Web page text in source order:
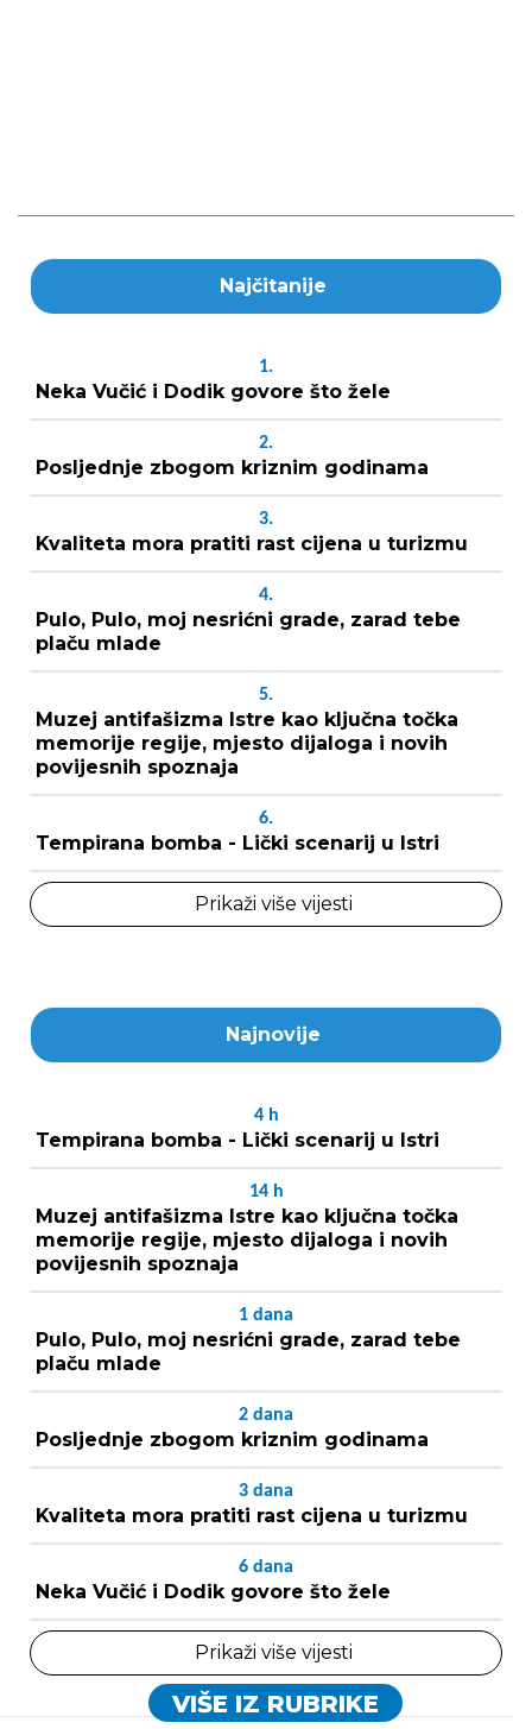
Najčitanije
1.
Neka Vučić i Dodik govore što žele
2.
Posljednje zbogom kriznim godinama
3.
Kvaliteta mora pratiti rast cijena u turizmu
4.
Pulo, Pulo, moj nesrićni grade, zarad tebe
plaču mlade
5.
Muzej antifašizma Istre kao ključna točka
memorije regije, mjesto dijaloga i novih
povijesnih spoznaja
6.
Tempirana bomba - Lički scenarij u Istri
Prikaži više vijesti
Najnovije
4 h
Tempirana bomba - Lički scenarij u Istri
14 h
Muzej antifašizma Istre kao ključna točka
memorije regije, mjesto dijaloga i novih
povijesnih spoznaja
1 dana
Pulo, Pulo, moj nesrićni grade, zarad tebe
plaču mlade
2 dana
Posljednje zbogom kriznim godinama
3 dana
Kvaliteta mora pratiti rast cijena u turizmu
6 dana
Neka Vučić i Dodik govore što žele
Prikaži više vijesti
VIŠE IZ RUBRIKE